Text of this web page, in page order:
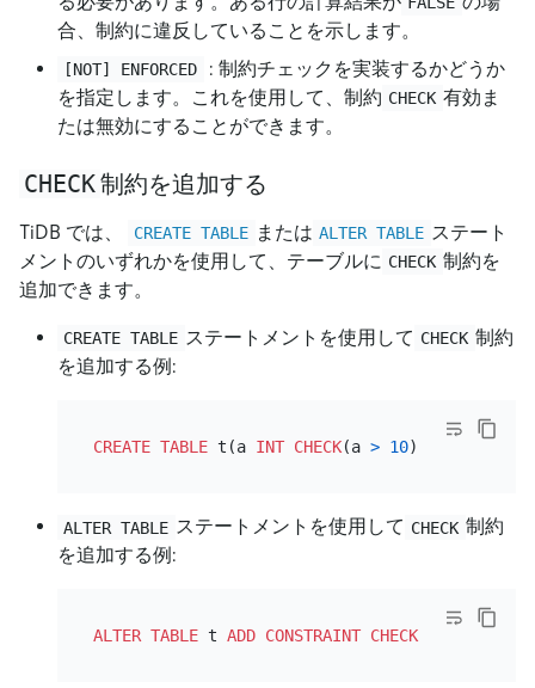
合、制約に違反していることを示します。
[NOT] ENFORCED
: 制約チェックを実装するかどうか
を指定します。これを使用して、制約 CHECK 有効ま
たは無効にすることができます。
CHECK制約を追加する
TiDB では、 CREATE TABLE または ALTER TABLE ステート
メントのいずれかを使用して、テーブルに CHECK 制約を
追加できます。
CREATE TABLE ステートメントを使用して CHECK 制約
を追加する例:
CREATE TABLE t(a INT CHECK(a > 10)
ALTER TABLE ステートメントを使用して CHECK 制約
を追加する例:
ALTER TABLE t ADD CONSTRAINT CHECK (